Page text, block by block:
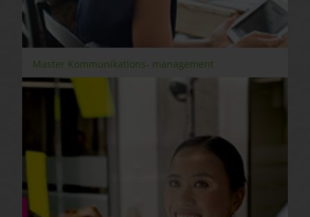
Master Kommunikations- management